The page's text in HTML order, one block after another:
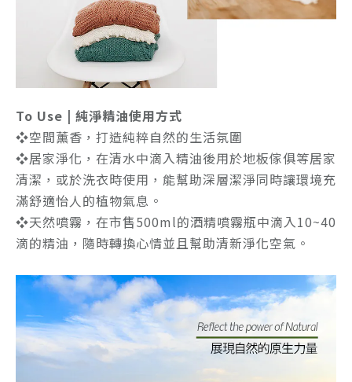
To Use | 純淨精油使用方式
❖空間薰香，打造純粹自然的生活氛圍
❖居家淨化，在清水中滴入精油後用於地板傢俱等居家
清潔，或於洗衣時使用，能幫助深層潔淨同時讓環境充
滿舒適怡人的植物氣息。
❖天然噴霧，在市售500ml的酒精噴霧瓶中滴入10~40
滴的精油，隨時轉換心情並且幫助清新淨化空氣。